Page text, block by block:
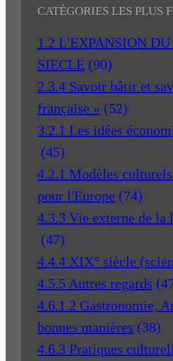
CATÉGORIES LES PLUS
1.2 L'EXPANSION
SIECLE (90)
2.3.4 Savoir bâtir et
française » (52)
3.2.1 Les idées
(45)
4.2.1 Modèles
pour l'Europe (74)
4.3.3 Vie externe de la
(47)
4.4.4 XIX° siècle
4.5.5 Autres regards
4.6.1.2 Gastronomie,
bonnes manières (38)
4.6.3 Pratiques